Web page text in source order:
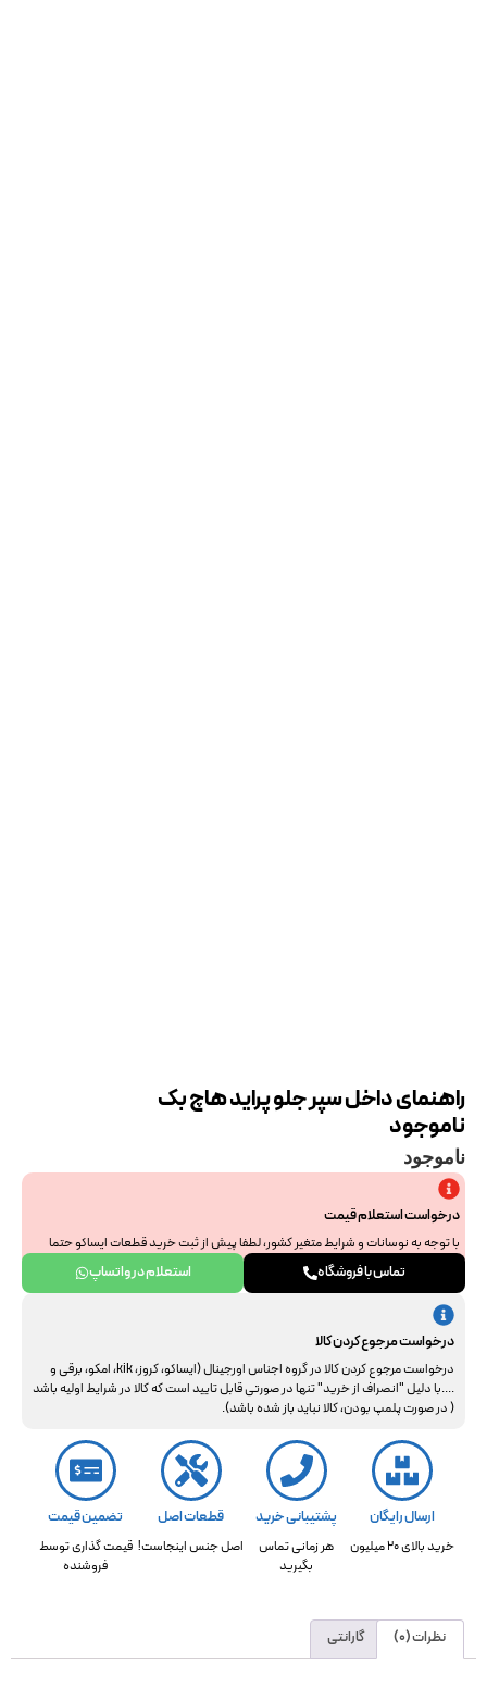
راهنمای داخل سپر جلو پراید هاچ بک
ناموجود
ناموجود
درخواست استعلام قیمت
با توجه به نوسانات و شرایط متغیر کشور، لطفا پیش از ثبت خرید قطعات ایساکو حتما
جهت استعلام نهایی با ما هماهنگ فرمایید. از همراهی و درک شما سپاسگزاریم.
تماس با فروشگاه استعلام در واتساپ
درخواست مرجوع کردن کالا
درخواست مرجوع کردن کالا در گروه اجناس اورجینال (ایساکو، کروز، kik، امکو، برقی و
....با دلیل "انصراف از خرید" تنها در صورتی قابل تایید است که کالا در شرایط اولیه باشد
( در صورت پلمپ بودن، کالا نباید باز شده باشد).
ارسال رایگان
خرید بالای 20 میلیون
پشتیبانی خرید
هر زمانی تماس
بگیرید
قطعات اصل
اصل جنس اینجاست!
تضمین قیمت
قیمت گذاری توسط
فروشنده
نظرات (0) گارانتی